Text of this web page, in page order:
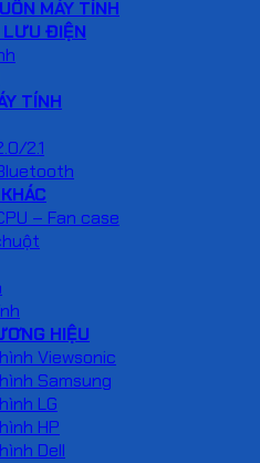
MÁY TÍNH
ĐIỆN
TÍNH
2.1
– Fan case
HIỆU
Viewsonic
Samsung
LG
HP
Dell